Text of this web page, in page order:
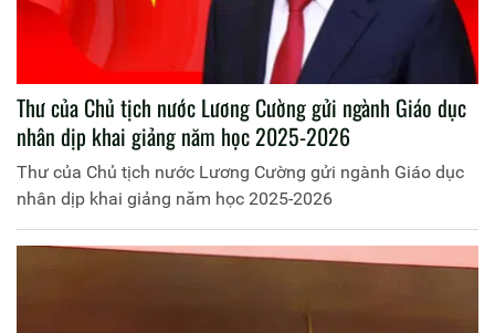
Thư của Chủ tịch nước Lương Cường gửi ngành Giáo dục
nhân dịp khai giảng năm học 2025-2026
Thư của Chủ tịch nước Lương Cường gửi ngành Giáo dục
nhân dịp khai giảng năm học 2025-2026